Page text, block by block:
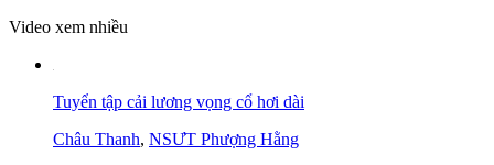
Video xem nhiều
Tuyển tập cải lương vọng cổ hơi dài
Châu Thanh, NSƯT Phượng Hằng